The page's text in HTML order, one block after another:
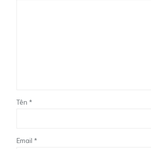
Tên *
Email *